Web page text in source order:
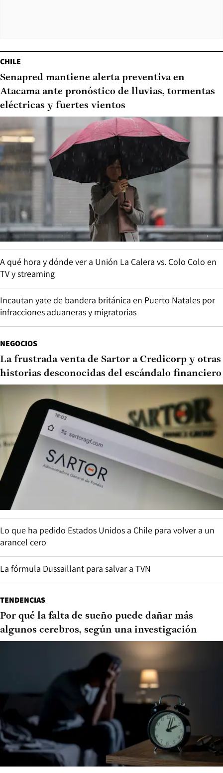
CHILE
Senapred mantiene alerta preventiva en
Atacama ante pronóstico de lluvias, tormentas
eléctricas y fuertes vientos
A qué hora y dónde ver a Unión La Calera vs. Colo Colo en
TV y streaming
Incautan yate de bandera británica en Puerto Natales por
infracciones aduaneras y migratorias
NEGOCIOS
La frustrada venta de Sartor a Credicorp y otras
historias desconocidas del escándalo financiero
Lo que ha pedido Estados Unidos a Chile para volver a un
arancel cero
La fórmula Dussaillant para salvar a TVN
TENDENCIAS
Por qué la falta de sueño puede dañar más
algunos cerebros, según una investigación